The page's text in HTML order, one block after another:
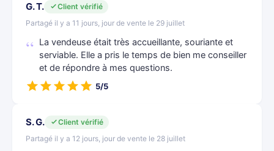
G. T.
Client vérifié
Partagé il y a 11 jours, jour de vente le 29 juillet
La vendeuse était très accueillante, souriante et
serviable. Elle a pris le temps de bien me conseiller
et de répondre à mes questions.
5/5
S. G.
Client vérifié
Partagé il y a 12 jours, jour de vente le 28 juillet